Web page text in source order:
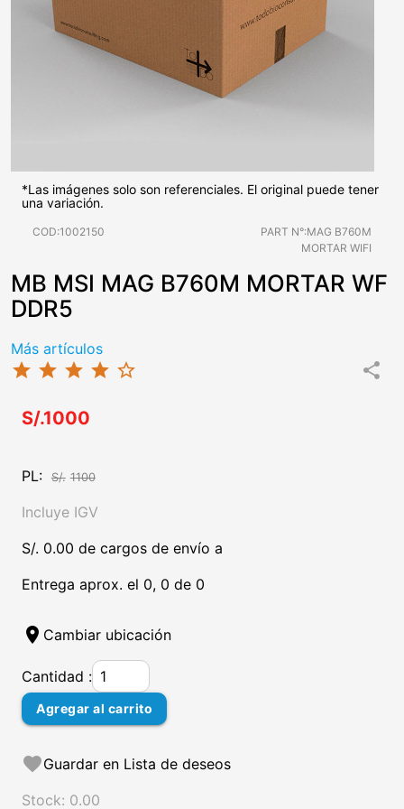
*Las imágenes solo son referenciales. El original puede tener
una variación.
COD:1002150
PART N°:MAG B760M
MORTAR WIFI
MB MSI MAG B760M MORTAR WF
DDR5
Más artículos
star star star star star_border share
S/.1000
PL: S/. 1100
Incluye IGV
S/. 0.00 de cargos de envío a
Entrega aprox. el 0, 0 de 0
location_on Cambiar ubicación
Cantidad :
Agregar al carrito
favoriteGuardar en Lista de deseos
Stock: 0.00